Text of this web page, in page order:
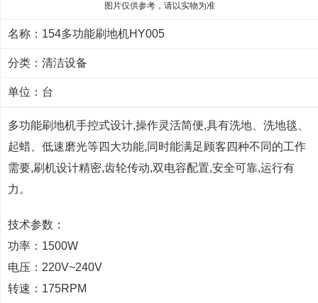
图片仅供参考，请以实物为准
名称：154多功能刷地机HY005
分类： 清洁设备
单位：台
多功能刷地机手控式设计,操作灵活简便,具有洗地、洗地毯、
起蜡、低速磨光等四大功能,同时能满足顾客四种不同的工作
需要,刷机设计精密,齿轮传动,双电容配置,安全可靠,运行有
力。
技术参数：
功率：1500W
电压：220V~240V
转速：175RPM